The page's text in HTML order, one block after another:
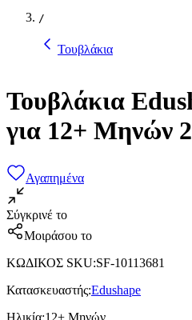
/
Τουβλάκια
Τουβλάκια
για 12+ Μηνών
Αγαπημένα
Σύγκρινέ το
Μοιράσου το
ΚΩΔΙΚΟΣ SKU:SF-10113681
Κατασκευαστής:Edushape
Ηλικία:12+ Μηνών